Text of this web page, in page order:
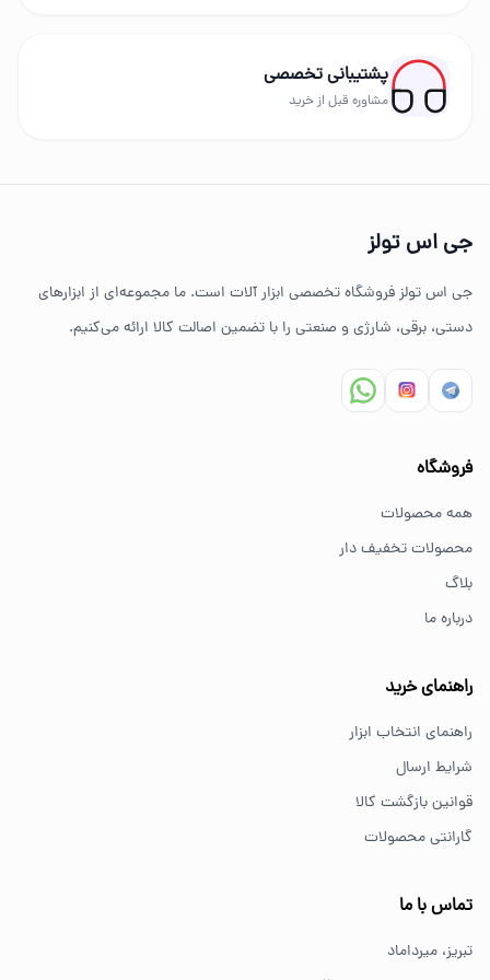
برندهای حرفه‌ای عرضه می‌شود.
ضمانت اصالت کالا
مشاوره تخصصی خرید ابزار
برای کارهای خانگی معمولاً ابزارهای سبک مانند دریل شارژی،
از کجا ابزار اصل بخریم؟
پشتیبانی تخصصی
مشاوره قبل از خرید
جی اس تولز
جی اس تولز فروشگاه تخصصی ابزار آلات است. ما مجموعه‌ای از ابزارهای
دستی، برقی، شارژی و صنعتی را با تضمین اصالت کالا ارائه می‌کنیم.
فروشگاه
همه محصولات
محصولات تخفیف دار
بلاگ
درباره ما
راهنمای خرید
راهنمای انتخاب ابزار
شرایط ارسال
قوانین بازگشت کالا
گارانتی محصولات
تماس با ما
تبریز، میرداماد